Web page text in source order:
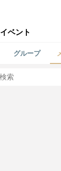
イベント
グループ